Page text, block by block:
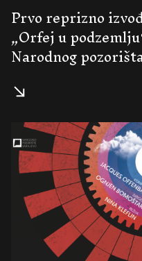
Prvo reprizno
„Orfej u
Narodnog